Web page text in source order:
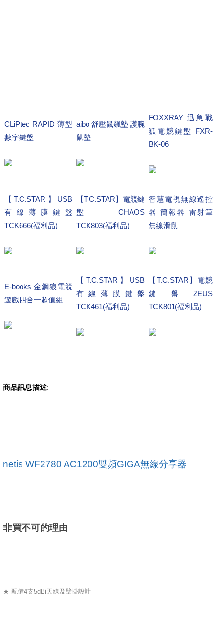
CLiPtec RAPID 薄型
數字鍵盤
aibo 舒壓鼠飆墊 護腕
鼠墊
FOXXRAY 迅急戰
狐電競鍵盤 FXR-
BK-06
【T.C.STAR】USB
有線薄膜鍵盤
TCK666(福利品)
【T.C.STAR】電競鍵
盤CHAOS
TCK803(福利品)
智慧電視無線遙控
器 簡報器 雷射筆
無線滑鼠
E-books 金鋼狼電競
遊戲四合一超值組
【T.C.STAR】USB
有線薄膜鍵盤
TCK461(福利品)
【T.C.STAR】電競
鍵盤ZEUS
TCK801(福利品)
商品訊息描述:
netis WF2780 AC1200雙頻GIGA無線分享器
非買不可的理由
★ 配備4支5dBi天線及壁掛設計